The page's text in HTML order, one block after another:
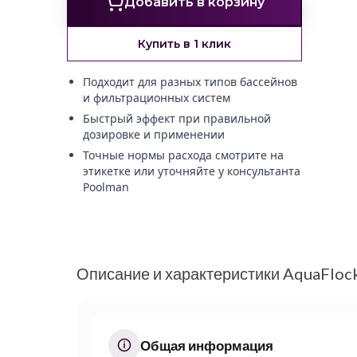
Купить в 1 клик
Подходит для разных типов бассейнов
и фильтрационных систем
Быстрый эффект при правильной
дозировке и применении
Точные нормы расхода смотрите на
этикетке или уточняйте у консультанта
Poolman
Описание и характеристики
Общая информация